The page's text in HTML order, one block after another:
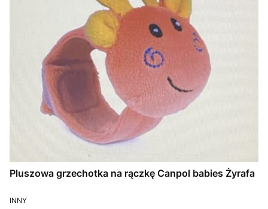
Pluszowa grzechotka na rączkę Canpol babies Żyrafa
PRODUCENT
INNY